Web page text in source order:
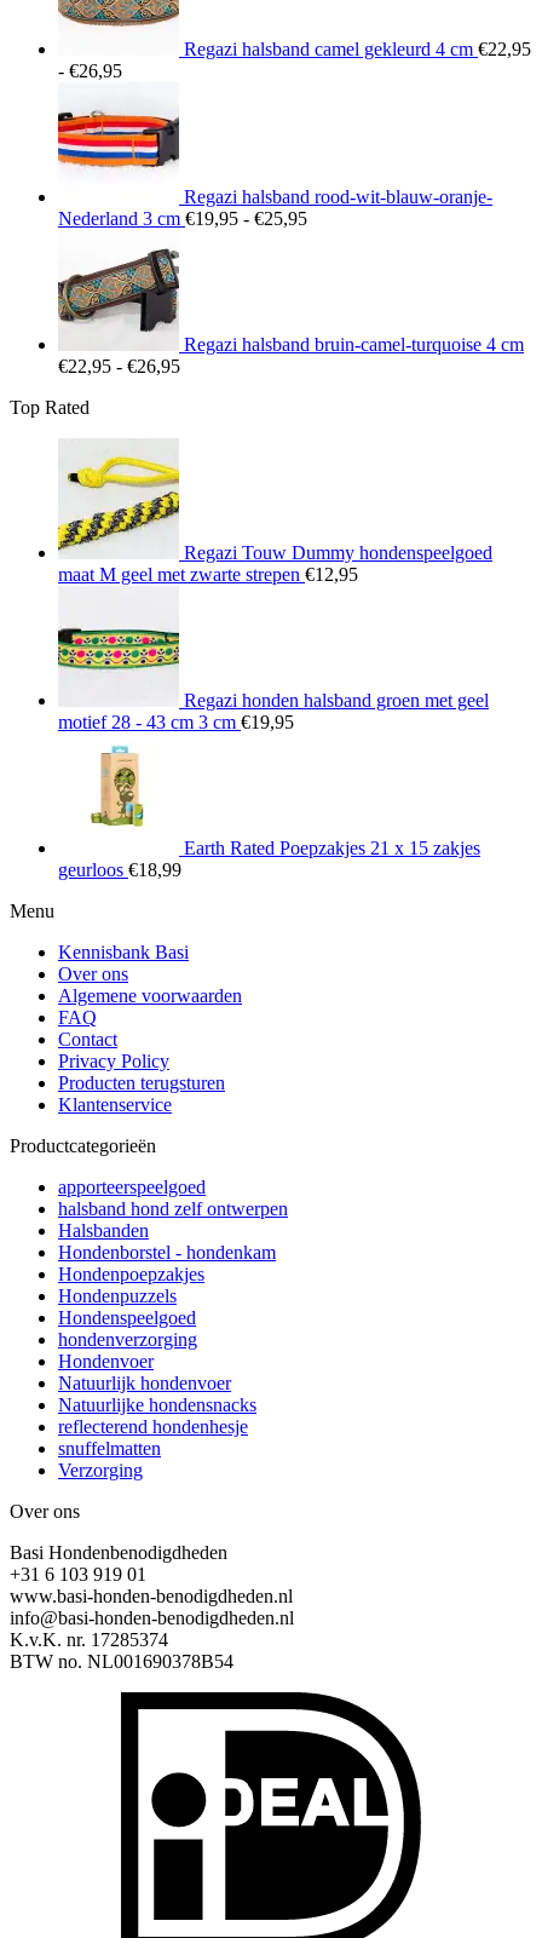
Regazi halsband camel gekleurd 4 cm €22,95
- €26,95Prijsklasse:
tot
€26,95
Regazi halsband rood-wit-blauw-oranje-
Nederland 3 cm €19,95 - €25,95Prijsklasse:
Regazi halsband bruin-camel-turquoise 4 cm
€22,95 - €26,95Prijsklasse:
Top Rated
Regazi Touw Dummy hondenspeelgoed
maat M geel met zwarte strepen €12,95
Regazi honden halsband groen met geel
motief 28 - 43 cm 3 cm €19,95
Earth Rated Poepzakjes 21 x 15 zakjes
geurloos €18,99
Menu
Kennisbank Basi
Over ons
Algemene voorwaarden
FAQ
Contact
Privacy Policy
Producten terugsturen
Klantenservice
Productcategorieën
apporteerspeelgoed
halsband hond zelf ontwerpen
Halsbanden
Hondenborstel - hondenkam
Hondenpoepzakjes
Hondenpuzzels
Hondenspeelgoed
hondenverzorging
Hondenvoer
Natuurlijk hondenvoer
Natuurlijke hondensnacks
reflecterend hondenhesje
snuffelmatten
Verzorging
Over ons
Basi Hondenbenodigdheden
+31 6 103 919 01
www.basi-honden-benodigdheden.nl
info@basi-honden-benodigdheden.nl
K.v.K. nr. 17285374
BTW no. NL001690378B54